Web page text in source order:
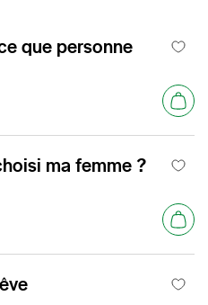
que personne
ma femme ?